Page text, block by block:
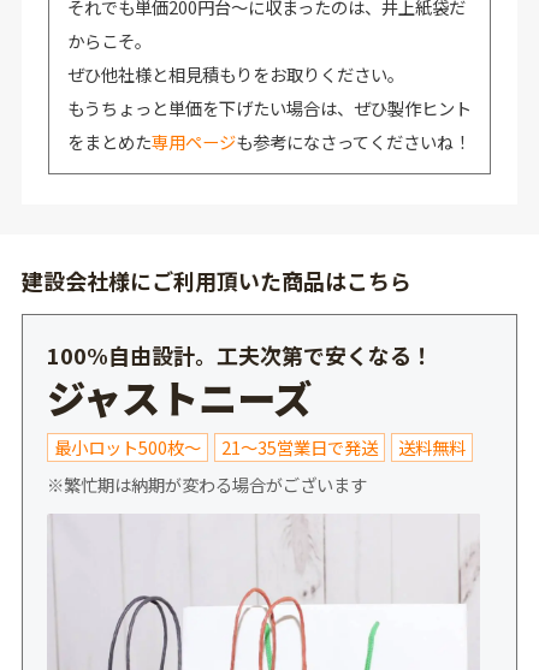
それでも単価200円台～に収まったのは、井上紙袋だ
からこそ。
ぜひ他社様と相見積もりをお取りください。
もうちょっと単価を下げたい場合は、ぜひ製作ヒント
をまとめた専用ページも参考になさってくださいね！
建設会社様にご利用頂いた商品はこちら
100%自由設計。工夫次第で安くなる！
ジャストニーズ
最小ロット500枚～ 21～35営業日で発送
送料無料
※繁忙期は納期が変わる場合がございます